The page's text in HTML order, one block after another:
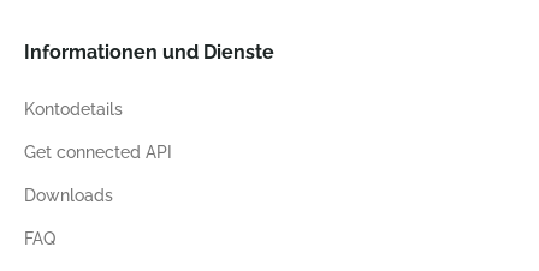
Informationen und Dienste
Kontodetails
Get connected API
Downloads
FAQ